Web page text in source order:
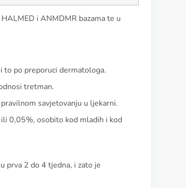
i ANMDMR bazama te u
to po preporuci dermatologa.
tretman.
savjetovanju u ljekarni.
0,05%, osobito kod mladih i kod
prva 2 do 4 tjedna, i zato je